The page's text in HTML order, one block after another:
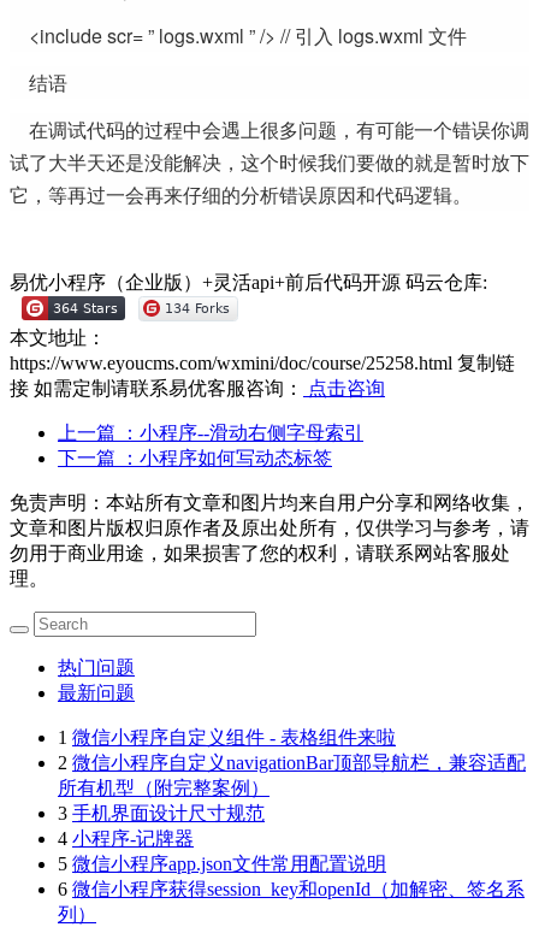
<include scr= ” logs.wxml ” /> // 引入 logs.wxml 文件
结语
在调试代码的过程中会遇上很多问题，有可能一个错误你调
试了大半天还是没能解决，这个时候我们要做的就是暂时放下
它，等再过一会再来仔细的分析错误原因和代码逻辑。
易优小程序（企业版）+灵活api+前后代码开源 码云仓库:
本文地址：
https://www.eyoucms.com/wxmini/doc/course/25258.html 复制链
接 如需定制请联系易优客服咨询： 点击咨询
上一篇
：小程序--滑动右侧字母索引
下一篇
：小程序如何写动态标签
免责声明：本站所有文章和图片均来自用户分享和网络收集，
文章和图片版权归原作者及原出处所有，仅供学习与参考，请
勿用于商业用途，如果损害了您的权利，请联系网站客服处
理。
热门问题
最新问题
1 微信小程序自定义组件 - 表格组件来啦
2 微信小程序自定义navigationBar顶部导航栏，兼容适配
所有机型（附完整案例）
3 手机界面设计尺寸规范
4 小程序-记牌器
5 微信小程序app.json文件常用配置说明
6 微信小程序获得session_key和openId（加解密、签名系
列）